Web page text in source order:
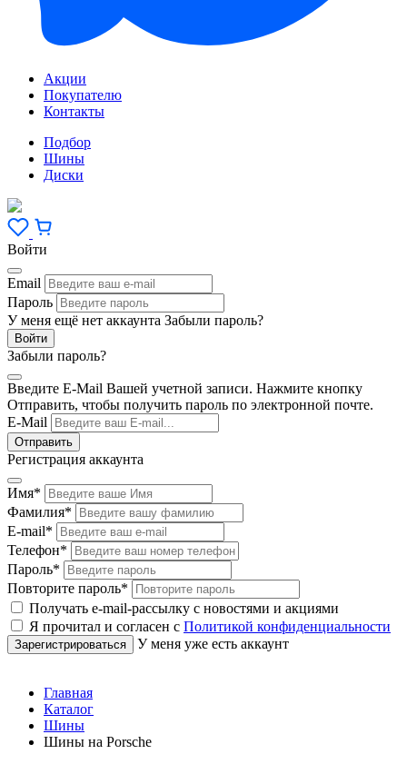
Акции
Покупателю
Контакты
Подбор
Шины
Диски
Войти
Email
Пароль
У меня ещё нет аккаунта Забыли пароль?
Забыли пароль?
Введите E-Mail Вашей учетной записи. Нажмите кнопку
Отправить, чтобы получить пароль по электронной почте.
E-Mail
Регистрация аккаунта
Имя*
Фамилия*
E-mail*
Телефон*
Пароль*
Повторите пароль*
Получать e-mail-рассылку с новостями и акциями
Я прочитал и согласен с Политикой конфиденциальности
У меня уже есть аккаунт
Главная
Каталог
Шины
Шины на Porsche